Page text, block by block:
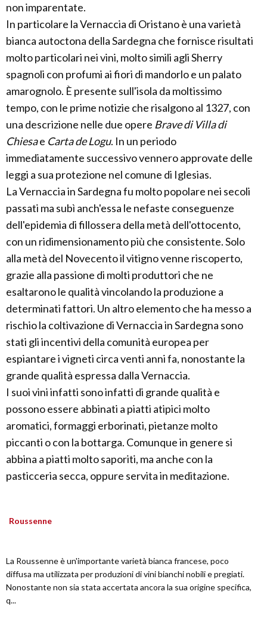
non imparentate.
In particolare la Vernaccia di Oristano è una varietà
bianca autoctona della Sardegna che fornisce risultati
molto particolari nei vini, molto simili agli Sherry
spagnoli con profumi ai fiori di mandorlo e un palato
amarognolo. È presente sull'isola da moltissimo
tempo, con le prime notizie che risalgono al 1327, con
una descrizione nelle due opere Brave di Villa di
Chiesae Carta de Logu. In un periodo
immediatamente successivo vennero approvate delle
leggi a sua protezione nel comune di Iglesias.
La Vernaccia in Sardegna fu molto popolare nei secoli
passati ma subì anch'essa le nefaste conseguenze
dell'epidemia di fillossera della metà dell'ottocento,
con un ridimensionamento più che consistente. Solo
alla metà del Novecento il vitigno venne riscoperto,
grazie alla passione di molti produttori che ne
esaltarono le qualità vincolando la produzione a
determinati fattori. Un altro elemento che ha messo a
rischio la coltivazione di Vernaccia in Sardegna sono
stati gli incentivi della comunità europea per
espiantare i vigneti circa venti anni fa, nonostante la
grande qualità espressa dalla Vernaccia.
I suoi vini infatti sono infatti di grande qualità e
possono essere abbinati a piatti atipici molto
aromatici, formaggi erborinati, pietanze molto
piccanti o con la bottarga. Comunque in genere si
abbina a piatti molto saporiti, ma anche con la
pasticceria secca, oppure servita in meditazione.
Roussenne
La Roussenne è un'importante varietà bianca francese, poco
diffusa ma utilizzata per produzioni di vini bianchi nobili e pregiati.
Nonostante non sia stata accertata ancora la sua origine specifica,
q...